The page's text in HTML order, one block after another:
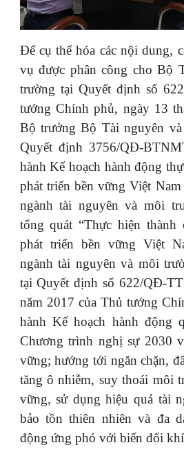
Để cụ thể hóa các nội dung,
vụ được phân công cho Bộ
trường tại Quyết định số
tướng Chính phủ, ngày 13
Bộ trưởng Bộ Tài nguyên
Quyết định 3756/QĐ-
hành Kế hoạch hành động
phát triển bền vững Việt
ngành tài nguyên và môi
tổng quát “Thực hiện thành
phát triển bền vững Việt
ngành tài nguyên và môi
tại Quyết định số 622/QĐ-
năm 2017 của Thủ tướng
hành Kế hoạch hành động
Chương trình nghị sự 2030
vững; hướng tới ngăn chặn,
tăng ô nhiễm, suy thoái môi
vững, sử dụng hiệu quả tài
bảo tồn thiên nhiên và đa
động ứng phó với biến đổi khí